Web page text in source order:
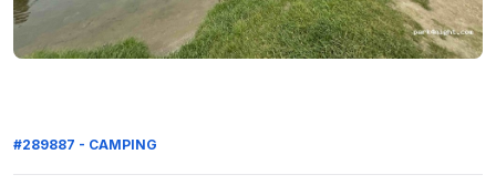
#289887 - CAMPING